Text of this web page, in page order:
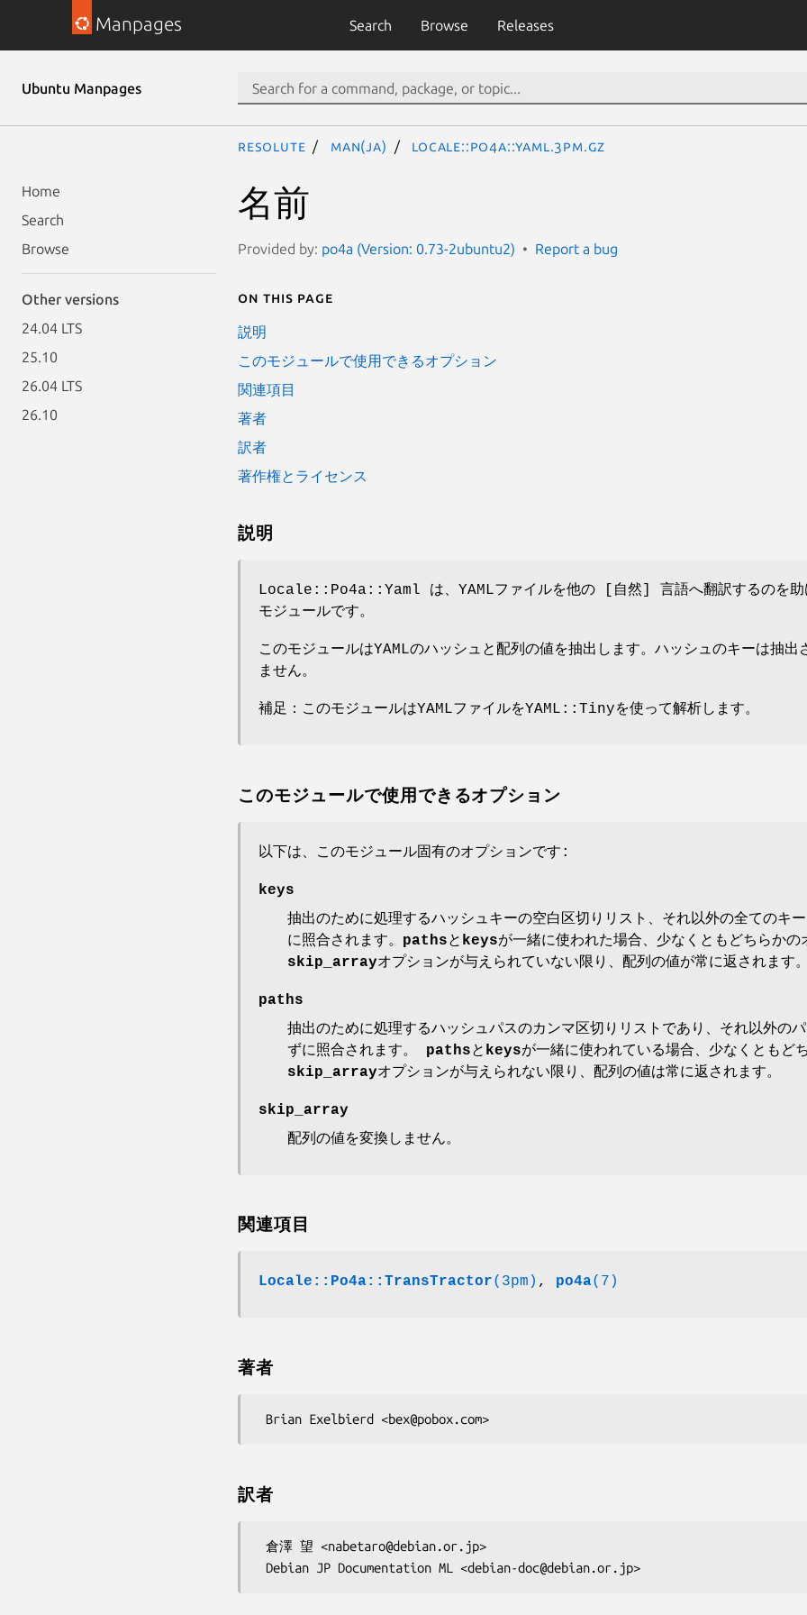
Manpages Search Browse Releases
Ubuntu Manpages
Home
Search
Browse
Other versions
24.04 LTS
25.10
26.04 LTS
26.10
resolute man(ja) Locale::Po4a::Yaml.3pm.gz
名前
Provided by: po4a (Version: 0.73-2ubuntu2) Report a bug
On this page
説明
このモジュールで使用できるオプション
関連項目
著者
訳者
著作権とライセンス
説明
Locale::Po4a::Yaml は、YAMLファイルを他の [自然] 言語へ翻訳するのを助
モジュールです。
このモジュールはYAMLのハッシュと配列の値を抽出します。ハッシュのキーは抽出
ません。
補足：このモジュールはYAMLファイルをYAML::Tinyを使って解析します。
このモジュールで使用できるオプション
以下は、このモジュール固有のオプションです:
keys
抽出のために処理するハッシュキーの空白区切りリスト、それ以外の全てのキ
に照合されます。 pathsと keysが一緒に使われた場合、少なくともどちらかの
skip_arrayオプションが与えられていない限り、配列の値が常に返されます。
paths
抽出のために処理するハッシュパスのカンマ区切りリストであり、それ以外の
ずに照合されます。 pathsと keysが一緒に使われている場合、少なくともど
skip_arrayオプションが与えられない限り、配列の値は常に返されます。
skip_array
配列の値を変換しません。
関連項目
Locale::Po4a::TransTractor(3pm) , po4a(7)
著者
訳者